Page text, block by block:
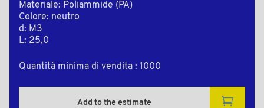
Materiale: Poliammide (PA)
Colore: neutro
d: M3
L: 25,0
Quantità minima di vendita : 1000
Add to the estimate